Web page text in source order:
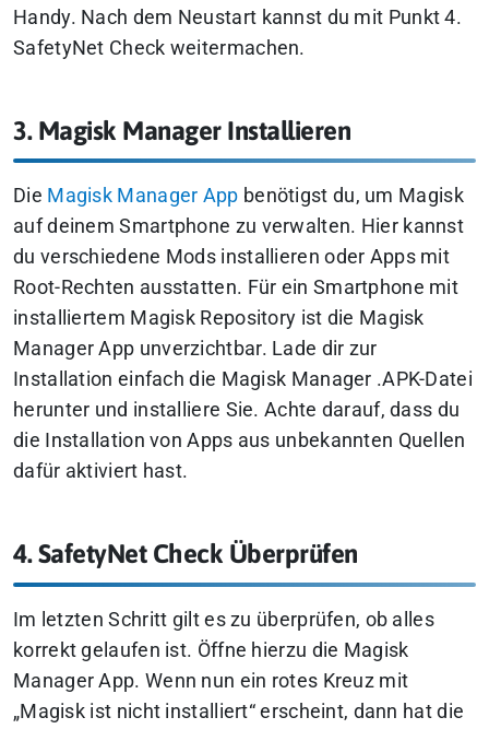
Handy. Nach dem Neustart kannst du mit Punkt 4.
SafetyNet Check weitermachen.
3. Magisk Manager Installieren
Die Magisk Manager App benötigst du, um Magisk
auf deinem Smartphone zu verwalten. Hier kannst
du verschiedene Mods installieren oder Apps mit
Root-Rechten ausstatten. Für ein Smartphone mit
installiertem Magisk Repository ist die Magisk
Manager App unverzichtbar. Lade dir zur
Installation einfach die Magisk Manager .APK-Datei
herunter und installiere Sie. Achte darauf, dass du
die Installation von Apps aus unbekannten Quellen
dafür aktiviert hast.
4. SafetyNet Check Überprüfen
Im letzten Schritt gilt es zu überprüfen, ob alles
korrekt gelaufen ist. Öffne hierzu die Magisk
Manager App. Wenn nun ein rotes Kreuz mit
„Magisk ist nicht installiert“ erscheint, dann hat die